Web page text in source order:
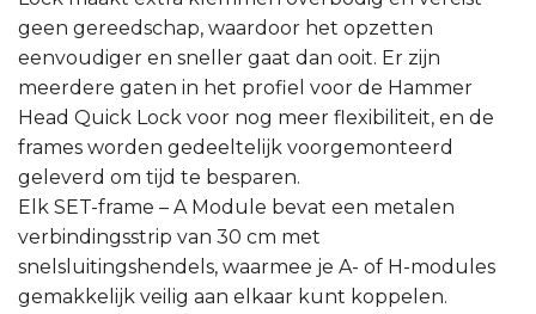
geen gereedschap, waardoor het opzetten
eenvoudiger en sneller gaat dan ooit. Er zijn
meerdere gaten in het profiel voor de Hammer
Head Quick Lock voor nog meer flexibiliteit, en de
frames worden gedeeltelijk voorgemonteerd
geleverd om tijd te besparen.
Elk SET-frame – A Module bevat een metalen
verbindingsstrip van 30 cm met
snelsluitingshendels, waarmee je A- of H-modules
gemakkelijk veilig aan elkaar kunt koppelen.